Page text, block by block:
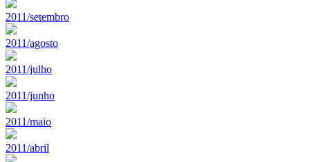
2011/setembro
2011/agosto
2011/julho
2011/junho
2011/maio
2011/abril